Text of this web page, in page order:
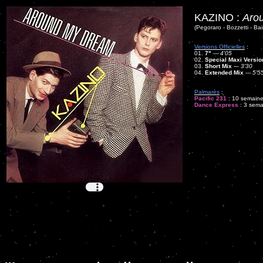
KAZINO :
(Pegoraro - Bozzetti -
Versions Officielles :
01. 7" ---4'05
02. Special Maxi
03.Short Mix --- 3'30
04. Extended Mix ---
Palmarès :
Pacific 231 : 10
Dance Express : 3